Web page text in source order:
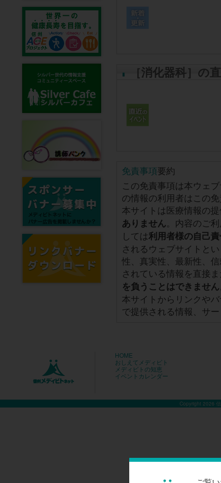
［消化器科］の
免責事項要約
この免責事項は本ウェ
の情報の利用者はこの
本サイトは医療情報の
ありません。内容のご
しては利用者様の自己
されるウェブサイトと
性、真実性、最新性、
されている情報を直接
を負うことはできません
本サイトからリンクや
で提供される情報、サ
HOME
おしえてメディビト
メディビトの知恵
イベントカレンダー
Copyright 2026